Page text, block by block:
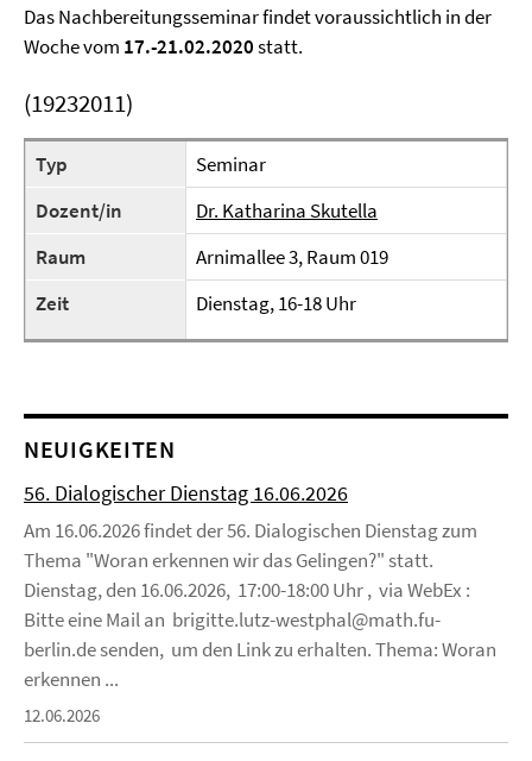
Das Nachbereitungsseminar findet voraussichtlich in der
Woche vom 17.-21.02.2020statt.
(19232011)
Typ
Seminar
Dozent/in
Dr. Katharina Skutella
Raum
Arnimallee 3, Raum 019
Zeit
Dienstag, 16-18 Uhr
NEUIGKEITEN
56. Dialogischer Dienstag 16.06.2026
Am 16.06.2026 findet der 56. Dialogischen Dienstag zum
Thema "Woran erkennen wir das Gelingen?" statt.
Dienstag, den 16.06.2026, 17:00-18:00 Uhr , via WebEx :
Bitte eine Mail an brigitte.lutz-westphal@math.fu-
berlin.de senden, um den Link zu erhalten. Thema: Woran
erkennen ...
12.06.2026